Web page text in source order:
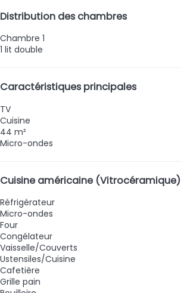
Distribution des chambres
Chambre 1
1 lit double
Caractéristiques principales
TV
Cuisine
44 m²
Micro-ondes
Cuisine américaine (Vitrocéramique)
Réfrigérateur
Micro-ondes
Four
Congélateur
Vaisselle/Couverts
Ustensiles/Cuisine
Cafetière
Grille pain